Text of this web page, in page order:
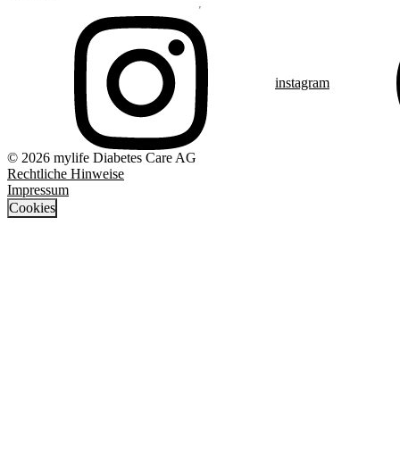
instagram
© 2026 mylife Diabetes Care AG
Rechtliche Hinweise
Impressum
Cookies